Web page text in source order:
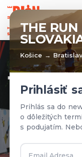
THE RUN
Košice →
Prihlásiť
Prihlás sa do
o dôležitých
s podujatím.
TÍMY